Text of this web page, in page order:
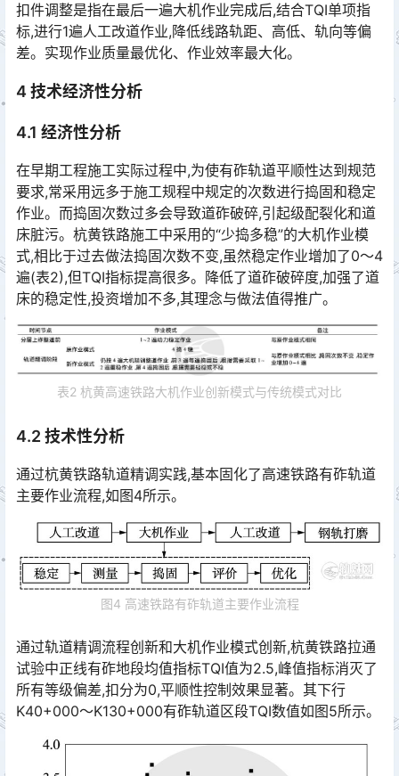
扣件调整是指在最后一遍大机作业完成后,结合TQI单项指
标,进行1遍人工改道作业,降低线路轨距、高低、轨向等偏
差。实现作业质量最优化、作业效率最大化。
4 技术经济性分析
4.1 经济性分析
在早期工程施工实际过程中,为使有砟轨道平顺性达到规范
要求,常采用远多于施工规程中规定的次数进行捣固和稳定
作业。而捣固次数过多会导致道砟破碎,引起级配裂化和道
床脏污。杭黄铁路施工中采用的“少捣多稳”的大机作业模
式,相比于过去做法捣固次数不变,虽然稳定作业增加了0～4
遍(表2),但TQI指标提高很多。降低了道砟破碎度,加强了道
床的稳定性,投资增加不多,其理念与做法值得推广。󠅅󠅃󠄵󠅂󠄪󠇖󠆨󠆨󠇕󠆞󠆒󠅬󠇘󠆭󠆘󠇙󠆝󠅵󠇗󠆭󠆁󠄐󠇗󠅹󠅸󠇖󠆍󠅳󠇖󠅹󠅰󠇖󠆌󠅹
表2 杭黄高速铁路大机作业创新模式与传统模式对比
4.2 技术性分析
通过杭黄铁路轨道精调实践,基本固化了高速铁路有砟轨道
主要作业流程,如图4所示。
图4 高速铁路有砟轨道主要作业流程
通过轨道精调流程创新和大机作业模式创新,杭黄铁路拉通
试验中正线有砟地段均值指标TQI值为2.5,峰值指标消灭了
所有等级偏差,扣分为0,平顺性控制效果显著。其下行
K40+000～K130+000有砟轨道区段TQI数值如图5所示。󠅅󠅃󠄵󠅂󠄪󠇖󠆨󠆨󠇕󠆞󠆒󠅬󠇘󠆭󠆘󠇙󠆝󠅵󠇗󠆭󠆁󠄐󠇗󠅹󠅸󠇖󠆍󠅳󠇖󠅹󠅰󠇖󠆌󠅹